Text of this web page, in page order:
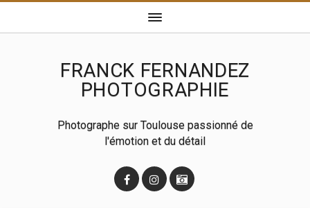
FRANCK FERNANDEZ
PHOTOGRAPHIE
Photographe sur Toulouse passionné de
l'émotion et du détail